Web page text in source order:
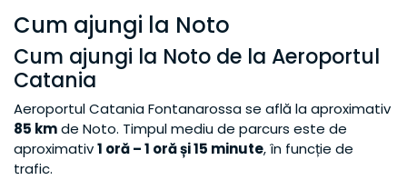
Cum ajungi la Noto
Cum ajungi la Noto de la Aeroportul
Catania
Aeroportul Catania Fontanarossa se află la aproximativ
85 kmde Noto. Timpul mediu de parcurs este de
aproximativ1 oră – 1 oră și 15 minute, în funcție de
trafic.